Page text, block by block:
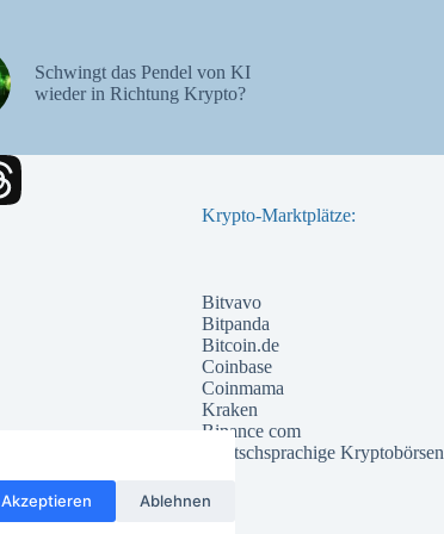
Akzeptieren Ablehnen
Schwingt das Pendel von KI
wieder in Richtung Krypto?
Krypto-Marktplätze:
Bitvavo
Bitpanda
Bitcoin.de
Coinbase
Coinmama
Kraken
Binance com
Deutschsprachige Kryptobörsen